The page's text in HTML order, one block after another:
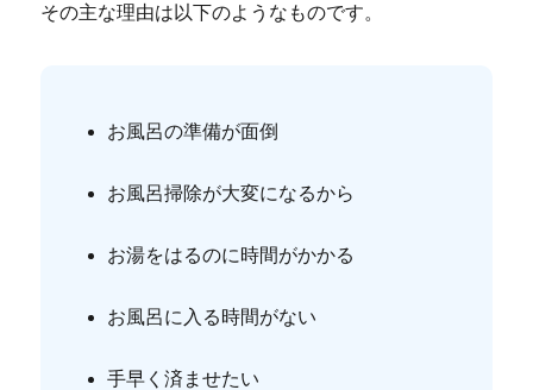
その主な理由は以下のようなものです。
お風呂の準備が面倒
お風呂掃除が大変になるから
お湯をはるのに時間がかかる
お風呂に入る時間がない
手早く済ませたい